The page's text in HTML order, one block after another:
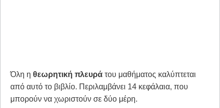
Όλη η θεωρητική πλευρά του μαθήματος καλύπτεται
από αυτό το βιβλίο. Περιλαμβάνει 14 κεφάλαια, που
μπορούν να χωριστούν σε δύο μέρη.